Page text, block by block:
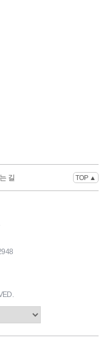
길 TOP ▲
169|End Timer : 0.0546875